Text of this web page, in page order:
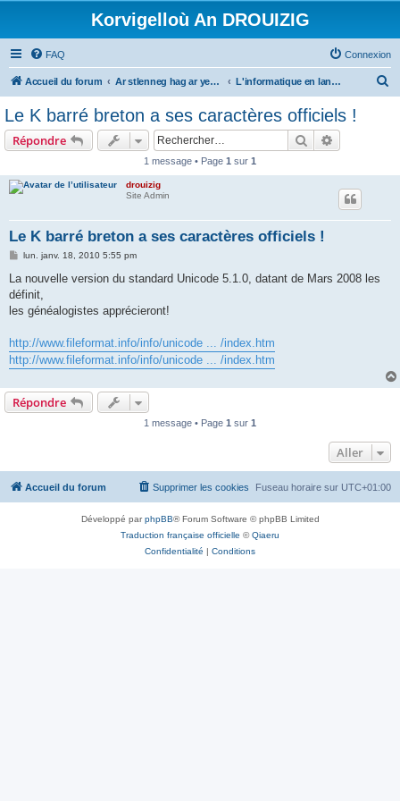
Korvigelloù An DROUIZIG
FAQ Connexion
Accueil du forum Ar stlenneg hag ar yezhoù bihan er bed a-bezh L'informatique en langues régionales et minoritaires
Le K barré breton a ses caractères officiels !
Répondre Rechercher
1 message • Page 1 sur 1
drouizig
Site Admin
Le K barré breton a ses caractères officiels !
M
s
a
g
lun. janv. 18, 2010 5:55 pm
La nouvelle version du standard Unicode 5.1.0, datant de Mars 2008 les
définit,
les généalogistes apprécieront!
http://www.fileformat.info/info/unicode ... /index.htm
http://www.fileformat.info/info/unicode ... /index.htm
Répondre
1 message • Page 1 sur 1
Aller
Accueil du forum Fuseau horaire sur UTC+01:00
Supprimer les cookies
Développé parphpBB® Forum Software © phpBB Limited
Traduction française officielle ©Qiaeru
Confidentialité | Conditions